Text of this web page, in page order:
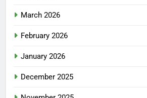
March 2026
February 2026
January 2026
December 2025